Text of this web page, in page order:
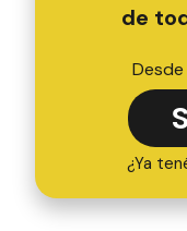
de
Desde
¿Ya